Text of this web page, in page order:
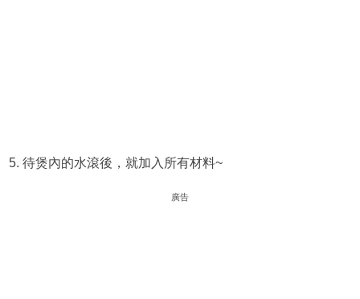
5. 待煲內的水滾後，就加入所有材料~
廣告